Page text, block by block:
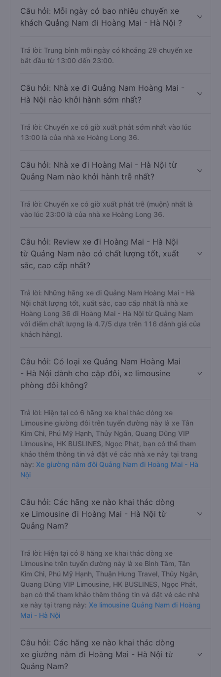
Câu hỏi: Mỗi ngày có bao nhiêu chuyến xe
khách Quảng Nam đi Hoàng Mai - Hà Nội ?
Trả lời: Trung bình mỗi ngày có khoảng 29 chuyến xe
bắt đầu từ 13:00 đến 23:00.
Câu hỏi: Nhà xe đi Quảng Nam Hoàng Mai -
Hà Nội nào khởi hành sớm nhất?
Trả lời: Chuyến xe có giờ xuất phát sớm nhất vào lúc
13:00 là của nhà xe Hoàng Long 36.
Câu hỏi: Nhà xe đi Hoàng Mai - Hà Nội từ
Quảng Nam nào khởi hành trễ nhất?
Trả lời: Chuyến xe có giờ xuất phát trễ (muộn) nhất là
vào lúc 23:00 là của nhà xe Hoàng Long 36.
Câu hỏi: Review xe đi Hoàng Mai - Hà Nội
từ Quảng Nam nào có chất lượng tốt, xuất
sắc, cao cấp nhất?
Trả lời: Những hãng xe đi Quảng Nam Hoàng Mai - Hà
Nội chất lượng tốt, xuất sắc, cao cấp nhất là nhà xe
Hoàng Long 36 đi Hoàng Mai - Hà Nội từ Quảng Nam
với điểm chất lượng là 4.7/5 dựa trên 116 đánh giá của
khách hàng).
Câu hỏi: Có loại xe Quảng Nam Hoàng Mai
- Hà Nội dành cho cặp đôi, xe limousine
phòng đôi không?
Trả lời: Hiện tại có 6 hãng xe khai thác dòng xe
Limousine giường đôi trên tuyến đường này là xe Tân
Kim Chi, Phú Mỹ Hạnh, Thủy Ngân, Quang Dũng VIP
Limousine, HK BUSLINES, Ngọc Phát, bạn có thể tham
khảo thêm thông tin và đặt vé các nhà xe này tại trang
này: Xe giường nằm đôi Quảng Nam đi Hoàng Mai - Hà
Nội
Câu hỏi: Các hãng xe nào khai thác dòng
xe Limousine đi Hoàng Mai - Hà Nội từ
Quảng Nam?
Trả lời: Hiện tại có 8 hãng xe khai thác dòng xe
Limousine trên tuyến đường này là xe Bình Tâm, Tân
Kim Chi, Phú Mỹ Hạnh, Thuận Hưng Travel, Thủy Ngân,
Quang Dũng VIP Limousine, HK BUSLINES, Ngọc Phát,
bạn có thể tham khảo thêm thông tin và đặt vé các nhà
xe này tại trang này: Xe limousine Quảng Nam đi Hoàng
Mai - Hà Nội
Câu hỏi: Các hãng xe nào khai thác dòng
xe giường nằm đi Hoàng Mai - Hà Nội từ
Quảng Nam?